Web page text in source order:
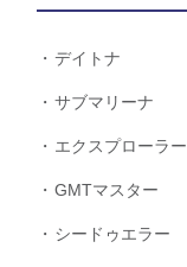
デイトナ
サブマリーナ
エクスプローラー
GMTマスター
シードゥエラー